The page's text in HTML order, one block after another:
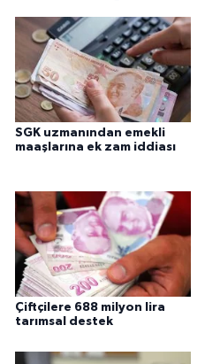
SGK uzmanından emekli
maaşlarına ek zam iddiası
Çiftçilere 688 milyon lira
tarımsal destek